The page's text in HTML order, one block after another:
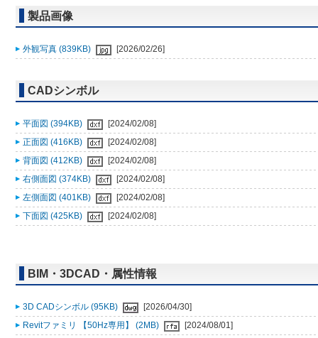
製品画像
外観写真 (839KB) [2026/02/26]
CADシンボル
平面図 (394KB)
[2024/02/08]
正面図 (416KB)
[2024/02/08]
背面図 (412KB)
[2024/02/08]
右側面図 (374KB)
[2024/02/08]
左側面図 (401KB)
[2024/02/08]
下面図 (425KB)
[2024/02/08]
BIM・3DCAD・属性情報
3D CADシンボル (95KB)
[2026/04/30]
Revitファミリ 【50Hz専用】 (2MB)
[2024/08/01]